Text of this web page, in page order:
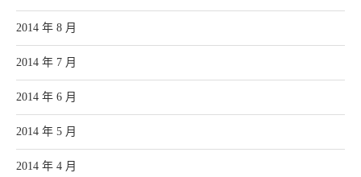
2014 年 8 月
2014 年 7 月
2014 年 6 月
2014 年 5 月
2014 年 4 月